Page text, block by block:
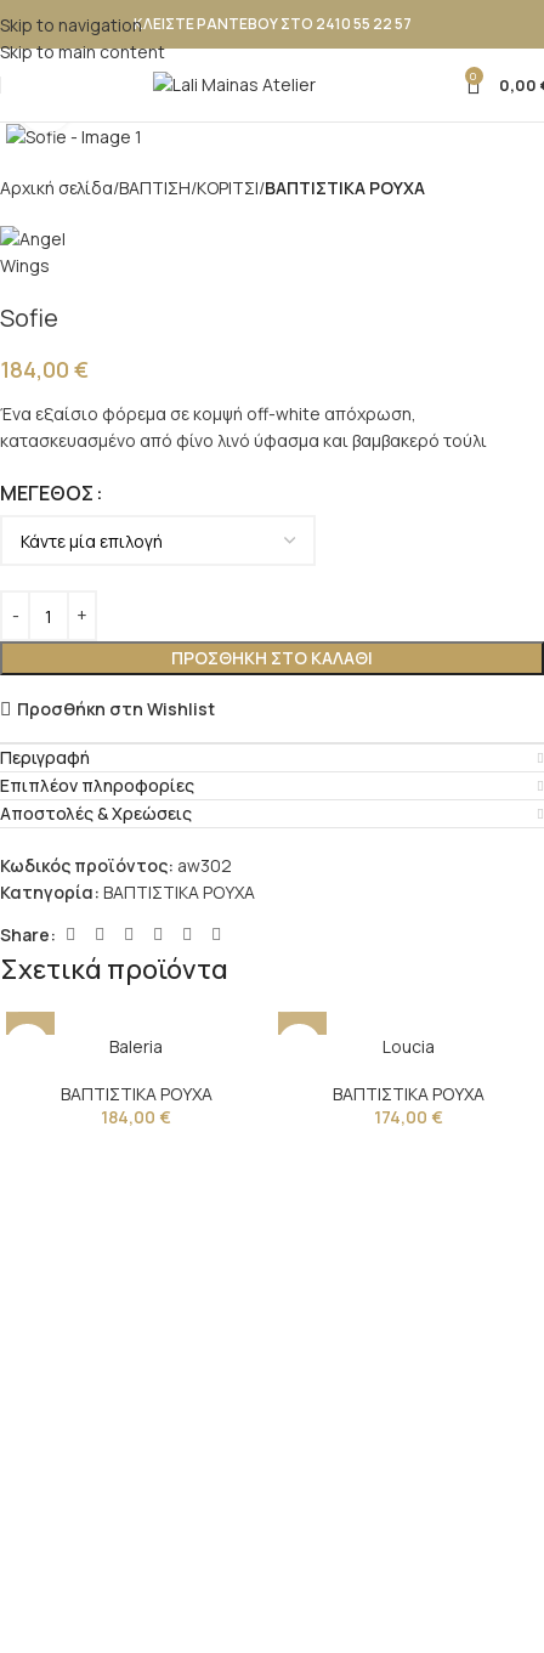
Skip to navigation
Skip to main content
ΚΛΕΙΣΤΕ ΡΑΝΤΕΒΟΥ ΣΤΟ 2410 55 22 57
0 0,00
Αρχική σελίδα ΒΑΠΤΙΣΗ ΚΟΡΙΤΣΙ ΒΑΠΤΙΣΤΙΚΑ ΡΟΥΧΑ
Sofie
184,00 €
Ένα εξαίσιο φόρεμα σε κομψή off-white απόχρωση,
κατασκευασμένο από φίνο λινό ύφασμα και βαμβακερό τούλι
ΜΈΓΕΘΟΣ
ΠΡΟΣΘΉΚΗ ΣΤΟ ΚΑΛΆΘΙ
Προσθήκη στη Wishlist
Περιγραφή
Επιπλέον πληροφορίες
Αποστολές & Χρεώσεις
Κωδικός προϊόντος: aw302
Κατηγορία: ΒΑΠΤΙΣΤΙΚΑ ΡΟΥΧΑ
Share:
Σχετικά προϊόντα
Baleria
ΒΑΠΤΙΣΤΙΚΑ ΡΟΥΧΑ
184,00 €
Loucia
ΒΑΠΤΙΣΤΙΚΑ ΡΟΥΧΑ
174,00 €